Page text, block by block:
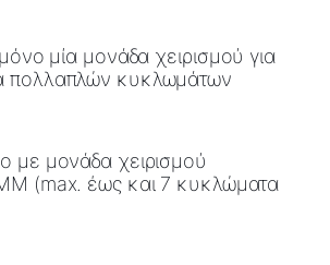
μόνο μία μονάδα χειρισμού για
πολλαπλών κυκλωμάτων
με μονάδα χειρισμού
(max. έως και 7 κυκλώματα